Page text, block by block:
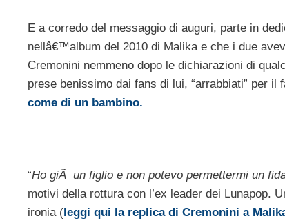
E a corredo del messaggio di auguri, parte in
nellâ€™album del 2010 di Malika e che i due
Cremonini nemmeno dopo le dichiarazioni di
prese benissimo dai fans di lui, “arrabbiati” per il
come di un bambino.
“Ho giÃ un figlio e non potevo permettermi un
motivi della rottura con l’ex leader dei Lunapop.
ironia ( leggi qui la replica di Cremonini a